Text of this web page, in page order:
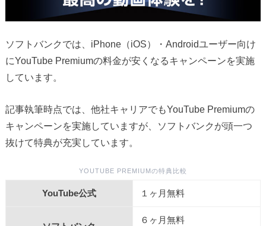
ソフトバンクでは、iPhone（iOS）・Androidユーザー向け
にYouTube Premiumの料金が安くなるキャンペーンを実施
しています。
記事執筆時点では、他社キャリアでもYouTube Premiumの
キャンペーンを実施していますが、ソフトバンクが頭一つ
抜けて特典が充実しています。
YOUTUBE PREMIUMの特典比較
YouTube公式 １ヶ月無料
６ヶ月無料